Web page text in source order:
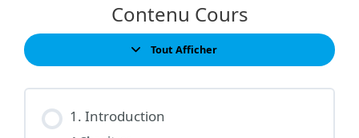
Contenu Cours
Tout Afficher
Leçons
1. Introduction